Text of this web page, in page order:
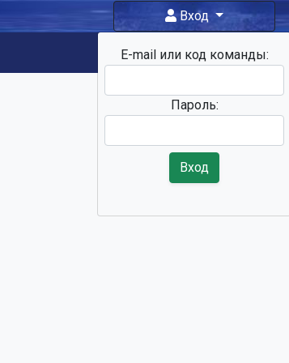
Вход
E-mail или код команды:
Пароль:
Вход